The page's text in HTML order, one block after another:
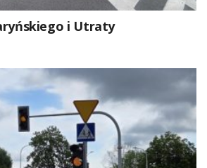
i Utraty